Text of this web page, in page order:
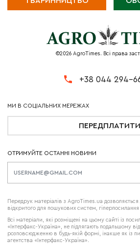
©2026 AgroTimes. Всі права
+38 044 294-
ПЕРЕДПЛАТИТИ
ОТРИМУЙТЕ ОСТАННІ НОВИНИ
Передрук матеріалів з AgroTimes.ua
відкритого для пошукових систем,
Всі матеріали, які розміщені на цьому сайті із
«Інтерфакс-Україна», не підлягають подальшому
розповсюдженню в будь-якій формі, інакше як із
агентства «Інтерфакс-Україна».